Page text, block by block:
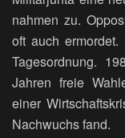
nahmen zu.
oft auch ermordet.
Tagesordnung.
Jahren freie
einer
Nachwuchs fand.